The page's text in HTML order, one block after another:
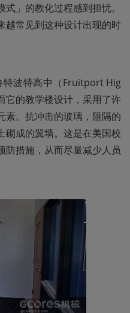
」的教化过程感到担忧。
越常见到这种设计出现的时
特波特高中（Fruitport Hig
它的教学楼设计，采用了许
素。抗冲击的玻璃，阻隔的
砌成的翼墙。这是在美国校
防措施，从而尽量减少人员